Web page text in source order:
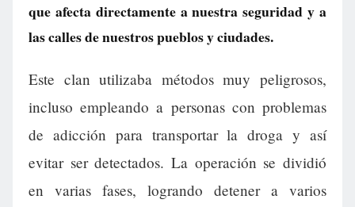
que afecta directamente a nuestra seguridad y a
las calles de nuestros pueblos y ciudades.
Este clan utilizaba métodos muy peligrosos,
incluso empleando a personas con problemas
de adicción para transportar la droga y así
evitar ser detectados. La operación se dividió
en varias fases, logrando detener a varios